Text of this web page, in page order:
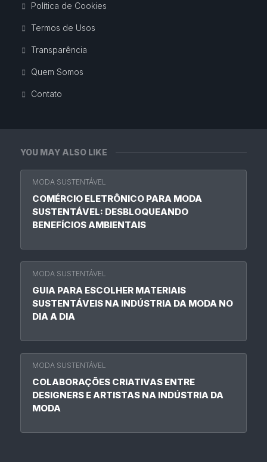
YOU MAY ALSO LIKE
MODA SUSTENTÁVEL
COMÉRCIO ELETRÔNICO PARA MODA
SUSTENTÁVEL: DESBLOQUEANDO
BENEFÍCIOS AMBIENTAIS
MODA SUSTENTÁVEL
GUIA PARA ESCOLHER MATERIAIS
SUSTENTÁVEIS NA INDÚSTRIA DA MODA NO
DIA A DIA
MODA SUSTENTÁVEL
COLABORAÇÕES CRIATIVAS ENTRE
DESIGNERS E ARTISTAS NA INDÚSTRIA DA
MODA
Política de Cookies
Termos de Usos
Transparência
Quem Somos
Contato